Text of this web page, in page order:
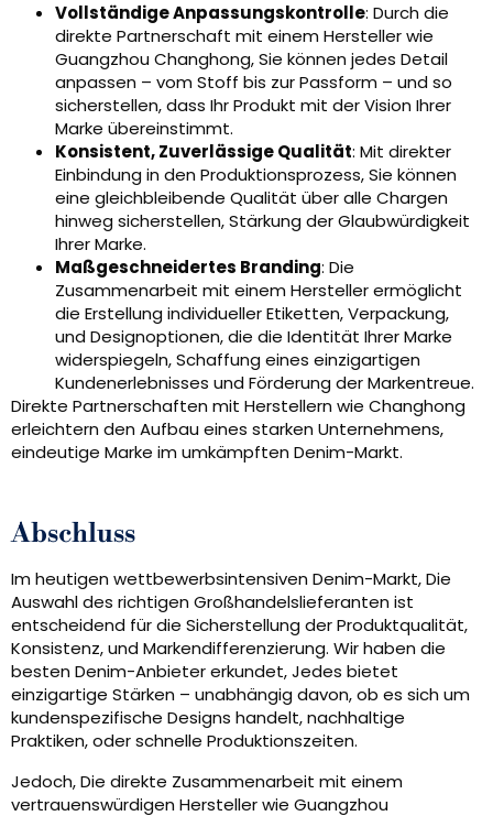
Vollständige Anpassungskontrolle: Durch die
direkte Partnerschaft mit einem Hersteller wie
Guangzhou Changhong, Sie können jedes Detail
anpassen – vom Stoff bis zur Passform – und so
sicherstellen, dass Ihr Produkt mit der Vision Ihrer
Marke übereinstimmt.
Konsistent, Zuverlässige Qualität: Mit direkter
Einbindung in den Produktionsprozess, Sie können
eine gleichbleibende Qualität über alle Chargen
hinweg sicherstellen, Stärkung der Glaubwürdigkeit
Ihrer Marke.
Maßgeschneidertes Branding: Die
Zusammenarbeit mit einem Hersteller ermöglicht
die Erstellung individueller Etiketten, Verpackung,
und Designoptionen, die die Identität Ihrer Marke
widerspiegeln, Schaffung eines einzigartigen
Kundenerlebnisses und Förderung der Markentreue.
Direkte Partnerschaften mit Herstellern wie Changhong
erleichtern den Aufbau eines starken Unternehmens,
eindeutige Marke im umkämpften Denim-Markt.
Abschluss
Im heutigen wettbewerbsintensiven Denim-Markt, Die
Auswahl des richtigen Großhandelslieferanten ist
entscheidend für die Sicherstellung der Produktqualität,
Konsistenz, und Markendifferenzierung. Wir haben die
besten Denim-Anbieter erkundet, Jedes bietet
einzigartige Stärken – unabhängig davon, ob es sich um
kundenspezifische Designs handelt, nachhaltige
Praktiken, oder schnelle Produktionszeiten.
Jedoch, Die direkte Zusammenarbeit mit einem
vertrauenswürdigen Hersteller wie Guangzhou